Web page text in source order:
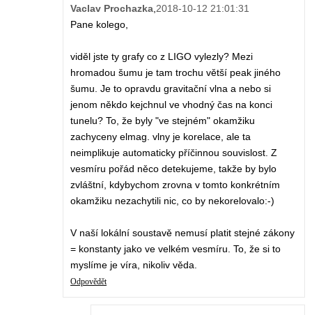
Vaclav Prochazka,2018-10-12 21:01:31
Pane kolego,
viděl jste ty grafy co z LIGO vylezly? Mezi
hromadou šumu je tam trochu větší peak jiného
šumu. Je to opravdu gravitační vlna a nebo si
jenom někdo kejchnul ve vhodný čas na konci
tunelu? To, že byly "ve stejném" okamžiku
zachyceny elmag. vlny je korelace, ale ta
neimplikuje automaticky příčinnou souvislost. Z
vesmíru pořád něco detekujeme, takže by bylo
zvláštní, kdybychom zrovna v tomto konkrétním
okamžiku nezachytili nic, co by nekorelovalo:-)
V naší lokální soustavě nemusí platit stejné zákony
= konstanty jako ve velkém vesmíru. To, že si to
myslíme je víra, nikoliv věda.
Odpovědět